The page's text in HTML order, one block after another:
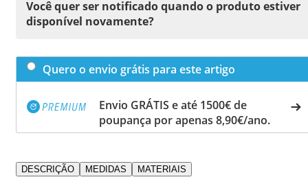
Você quer ser notificado quando o produto estiver
disponível novamente?
Quero o envio grátis para este artigo
Envio GRÁTIS e até 1500€ de
poupança por apenas 8,90€/ano.
DESCRIÇÃO MEDIDAS MATERIAIS